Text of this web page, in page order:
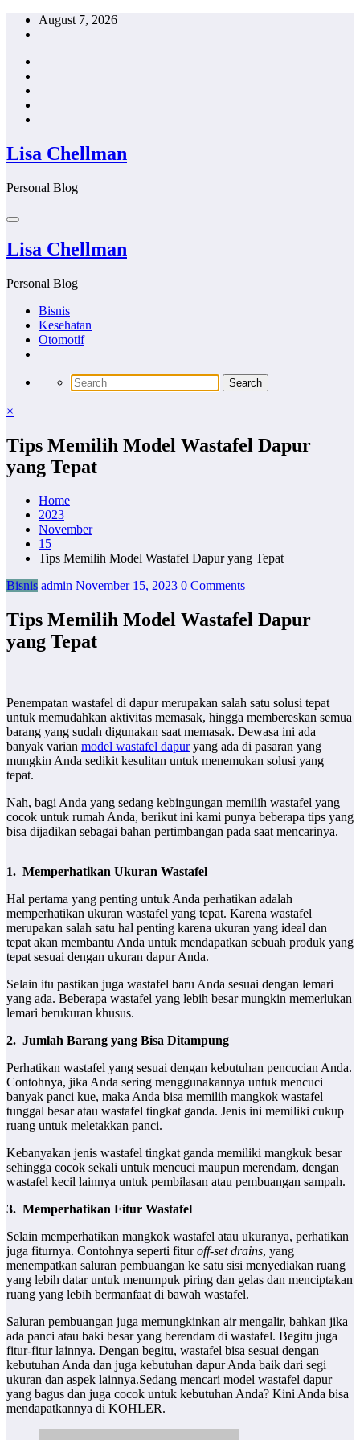
Skip
August 7, 2026
Lisa Chellman
Personal Blog
Lisa Chellman
Personal Blog
Bisnis
Kesehatan
Otomotif
×
Tips Memilih Model Wastafel Dapur
yang Tepat
Home
2023
November
15
Tips Memilih Model Wastafel Dapur yang Tepat
Bisnis admin November 15, 2023 0 Comments
Tips Memilih Model Wastafel Dapur
yang Tepat
Penempatan wastafel di dapur merupakan salah satu solusi tepat
untuk memudahkan aktivitas memasak, hingga membereskan semua
barang yang sudah digunakan saat memasak. Dewasa ini ada
banyak varian model wastafel dapur yang ada di pasaran yang
mungkin Anda sedikit kesulitan untuk menemukan solusi yang
tepat.
Nah, bagi Anda yang sedang kebingungan memilih wastafel yang
cocok untuk rumah Anda, berikut ini kami punya beberapa tips yang
bisa dijadikan sebagai bahan pertimbangan pada saat mencarinya.
1. Memperhatikan Ukuran Wastafel
Hal pertama yang penting untuk Anda perhatikan adalah
memperhatikan ukuran wastafel yang tepat. Karena wastafel
merupakan salah satu hal penting karena ukuran yang ideal dan
tepat akan membantu Anda untuk mendapatkan sebuah produk yang
tepat sesuai dengan ukuran dapur Anda.
Selain itu pastikan juga wastafel baru Anda sesuai dengan lemari
yang ada. Beberapa wastafel yang lebih besar mungkin memerlukan
lemari berukuran khusus.
2. Jumlah Barang yang Bisa Ditampung
Perhatikan wastafel yang sesuai dengan kebutuhan pencucian Anda.
Contohnya, jika Anda sering menggunakannya untuk mencuci
banyak panci kue, maka Anda bisa memilih mangkok wastafel
tunggal besar atau wastafel tingkat ganda. Jenis ini memiliki cukup
ruang untuk meletakkan panci.
Kebanyakan jenis wastafel tingkat ganda memiliki mangkuk besar
sehingga cocok sekali untuk mencuci maupun merendam, dengan
wastafel kecil lainnya untuk pembilasan atau pembuangan sampah.
3. Memperhatikan Fitur Wastafel
Selain memperhatikan mangkok wastafel atau ukuranya, perhatikan
juga fiturnya. Contohnya seperti fituroff-set drains, yang
menempatkan saluran pembuangan ke satu sisi menyediakan ruang
yang lebih datar untuk menumpuk piring dan gelas dan menciptakan
ruang yang lebih bermanfaat di bawah wastafel.
Saluran pembuangan juga memungkinkan air mengalir, bahkan jika
ada panci atau baki besar yang berendam di wastafel. Begitu juga
fitur-fitur lainnya. Dengan begitu, wastafel bisa sesuai dengan
kebutuhan Anda dan juga kebutuhan dapur Anda baik dari segi
ukuran dan aspek lainnya.Sedang mencari model wastafel dapur
yang bagus dan juga cocok untuk kebutuhan Anda? Kini Anda bisa
mendapatkannya di KOHLER.